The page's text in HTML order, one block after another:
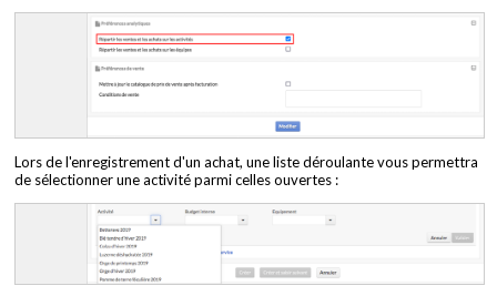
Lors de l'enregistrement d'un achat, une liste déroulante vous permettra
de sélectionner une activité parmi celles ouvertes :